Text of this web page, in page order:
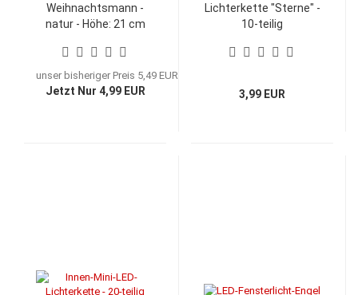
Weihnachtsmann -
natur - Höhe: 21 cm
unser bisheriger Preis 5,49 EUR
Jetzt Nur 4,99 EUR
Lichterkette "Sterne" -
10-teilig
3,99 EUR